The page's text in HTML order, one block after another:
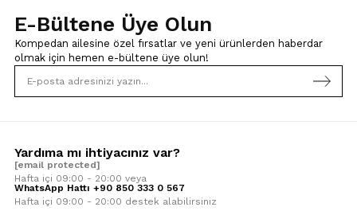
E-Bültene Üye Olun
Kompedan ailesine özel fırsatlar ve yeni ürünlerden haberdar
olmak için hemen e-bültene üye olun!
Yardıma mı ihtiyacınız var?
[email protected]
Hafta içi 09:00 - 20:00 veya
WhatsApp Hattı +90 850 333 0 567
Hafta içi 09:00 - 20:00 destek alabilirsiniz